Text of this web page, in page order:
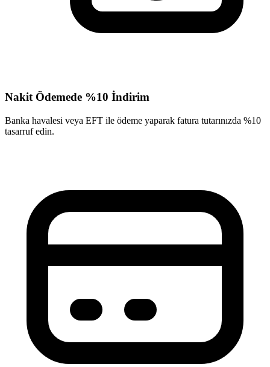
Nakit Ödemede %10 İndirim
Banka havalesi veya EFT ile ödeme yaparak fatura tutarınızda %10
tasarruf edin.